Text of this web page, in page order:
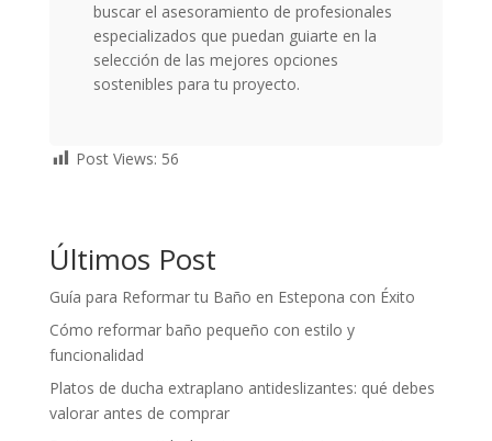
buscar el asesoramiento de profesionales
especializados que puedan guiarte en la
selección de las mejores opciones
sostenibles para tu proyecto.
Post Views: 56
Últimos Post
Guía para Reformar tu Baño en Estepona con Éxito
Cómo reformar baño pequeño con estilo y
funcionalidad
Platos de ducha extraplano antideslizantes: qué debes
valorar antes de comprar